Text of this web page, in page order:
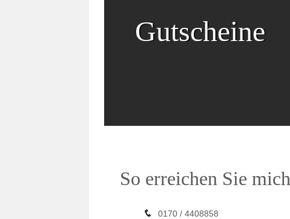
Gutscheine
So erreichen Sie mich
0170 / 4408858